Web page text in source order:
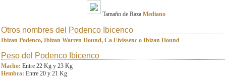
Tamaño de Raza Mediano
Otros nombres del Podenco Ibicenco
Ibizan Podenco, Ibizan Warren Hound, Ca Eivissenc o Ibizan Hound
Peso del Podenco Ibicenco
Macho: Entre 22 Kg y 23 Kg
Hembra: Entre 20 y 21 Kg